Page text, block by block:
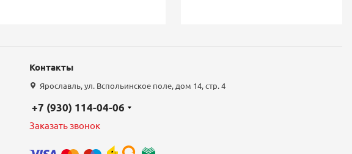
Контакты
Ярославль, ул. Вспольинское поле, дом 14, стр. 4
+7 (930) 114-04-06
Заказать звонок